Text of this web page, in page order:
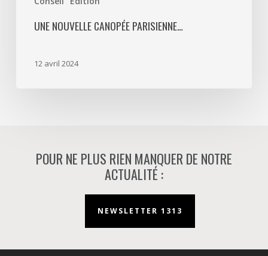
UNE NOUVELLE CANOPÉE PARISIENNE…
12 avril 2024
POUR NE PLUS RIEN MANQUER DE NOTRE
ACTUALITÉ :
NEWSLETTER 1313